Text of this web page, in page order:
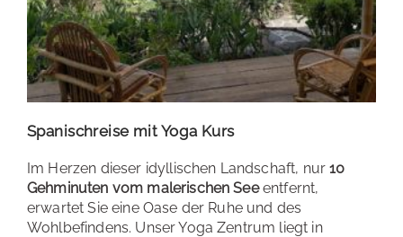
Spanischreise mit Yoga Kurs
Im Herzen dieser idyllischen Landschaft, nur10
Gehminuten vom malerischen Seeentfernt,
erwartet Sie eine Oase der Ruhe und des
Wohlbefindens. Unser Yoga Zentrum liegt in